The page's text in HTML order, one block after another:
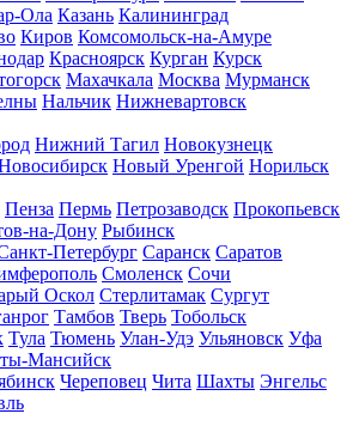
Ола Казань Калининград
Киров Комсомольск-на-Амуре
Красноярск Курган Курск
Махачкала Москва Мурманск
Нальчик Нижневартовск
Нижний Тагил Новокузнецк
Новый Уренгой Норильск
Пенза Пермь Петрозаводск Прокопьевск
на-Дону Рыбинск
Петербург Саранск Саратов
Смоленск Сочи
Оскол Стерлитамак Сургут
Тамбов Тверь Тобольск
Тула Тюмень Улан-Удэ Ульяновск Уфа
Мансийск
Череповец Чита Шахты Энгельс